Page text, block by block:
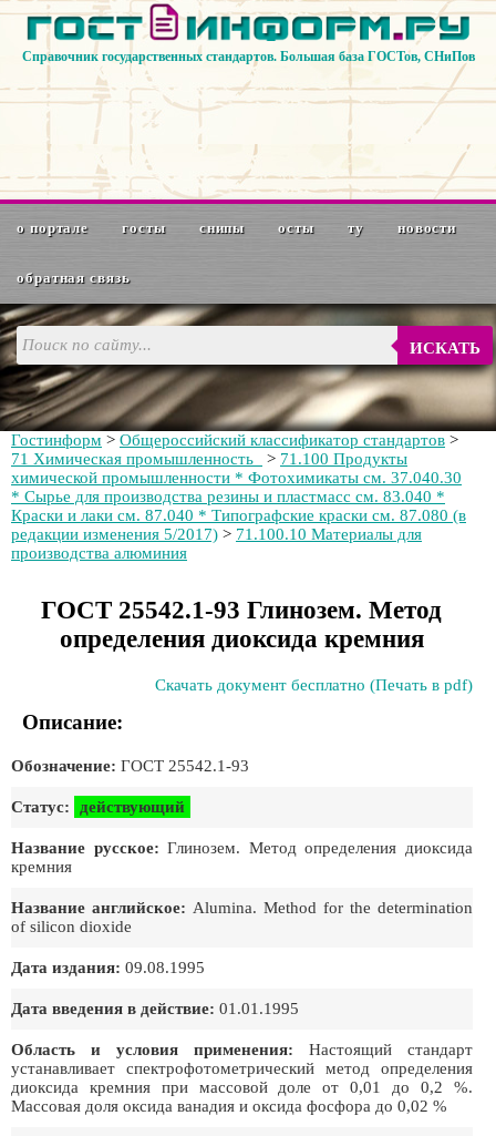
Справочник государственных стандартов. Большая база ГОСТов, СНиПов
о портале госты снипы осты ту новости
обратная связь
ИСКАТЬ
Гостинформ > Общероссийский классификатор стандартов >
71 Химическая промышленность
> 71.100 Продукты
химической промышленности * Фотохимикаты см. 37.040.30
* Сырье для производства резины и пластмасс см. 83.040 *
Краски и лаки см. 87.040 * Типографские краски см. 87.080 (в
редакции изменения 5/2017) > 71.100.10 Материалы для
производства алюминия
ГОСТ 25542.1-93 Глинозем. Метод
определения диоксида кремния
Скачать документ бесплатно (Печать в pdf)
Описание:
Обозначение: ГОСТ 25542.1-93
Статус: действующий
Название русское: Глинозем. Метод определения диоксида
кремния
Название английское: Alumina. Method for the determination
of silicon dioxide
Дата издания: 09.08.1995
Дата введения в действие: 01.01.1995
Область и условия применения: Настоящий стандарт
устанавливает спектрофотометрический метод определения
диоксида кремния при массовой доле от 0,01 до 0,2 %.
Массовая доля оксида ванадия и оксида фосфора до 0,02 %